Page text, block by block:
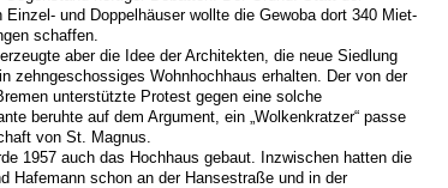
Einzel- und Doppelhäuser wollte die Gewoba dort 340 Miet-
schaffen.
aber die Idee der Architekten, die neue Siedlung
zehngeschossiges Wohnhochhaus erhalten. Der von der
unterstützte Protest gegen eine solche
beruhte auf dem Argument, ein „Wolkenkratzer“ passe
von St. Magnus.
1957 auch das Hochhaus gebaut. Inzwischen hatten die
Hafemann schon an der Hansestraße und in der